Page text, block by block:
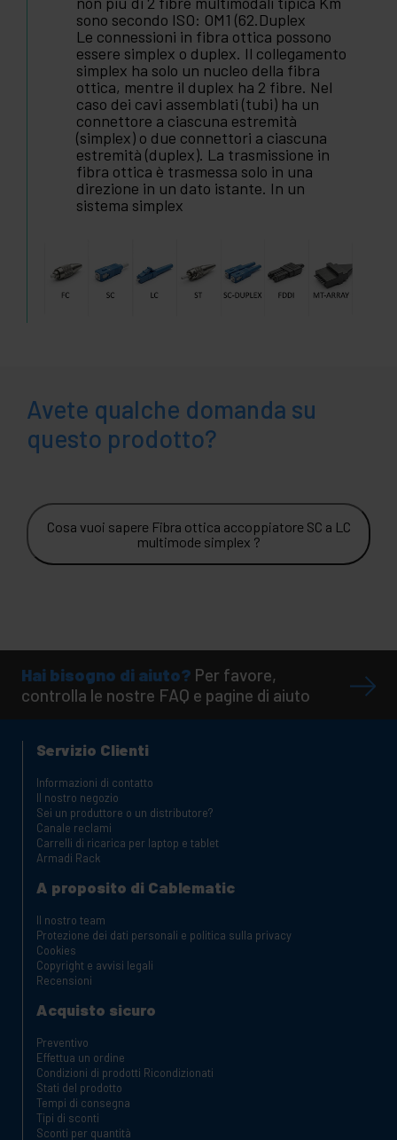
sono secondo ISO: OM1 (62.Duplex
Le connessioni in fibra ottica possono
essere simplex o duplex. Il collegamento
simplex ha solo un nucleo della fibra
ottica, mentre il duplex ha 2 fibre. Nel
caso dei cavi assemblati (tubi) ha un
connettore a ciascuna estremità
(simplex) o due connettori a ciascuna
estremità (duplex). La trasmissione in
fibra ottica è trasmessa solo in una
direzione in un dato istante. In un
sistema simplex
Avete qualche domanda su
questo prodotto?
Cosa vuoi sapere Fibra ottica accoppiatore SC a LC
multimode simplex ?
Hai bisogno di aiuto? Per favore,
controlla le nostre FAQ e pagine di aiuto
Servizio Clienti
Informazioni di contatto
Il nostro negozio
Sei un produttore o un distributore?
Canale reclami
Carrelli di ricarica per laptop e tablet
Armadi Rack
A proposito di Cablematic
Il nostro team
Protezione dei dati personali e politica sulla privacy
Cookies
Copyright e avvisi legali
Recensioni
Acquisto sicuro
Preventivo
Effettua un ordine
Condizioni di prodotti Ricondizionati
Stati del prodotto
Tempi di consegna
Tipi di sconti
Sconti per quantità